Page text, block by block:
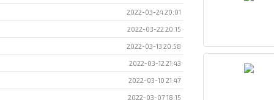
2022-03-24 20:01
2022-03-22 20:15
2022-03-13 20:58
2022-03-12 21:43
2022-03-10 21:47
2022-03-07 18:15